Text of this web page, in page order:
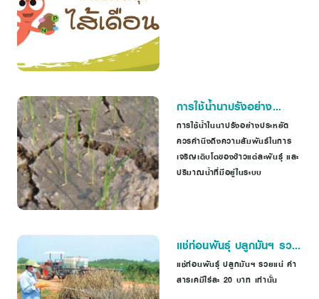
การใช้น้ำนาปรังอย่าง
ประหยัด
การใช้น้ำในนาปรังอย่างประหยัด
ควรคำนึงถึงความสัมพันธ์ในการ
เจริญเติบโตของข้าวแต่ละพันธุ์ และ
ปริมาณน้ำที่มีอยู่ในระบบ
แช่ท่อนพันธุ์ ปลูกมันฯ รวย
แน่
แช่ท่อนพันธุ์ ปลูกมันฯ รวยแน่ ค่า
สารเคมีไร่ละ 20 บาท เท่านั้น